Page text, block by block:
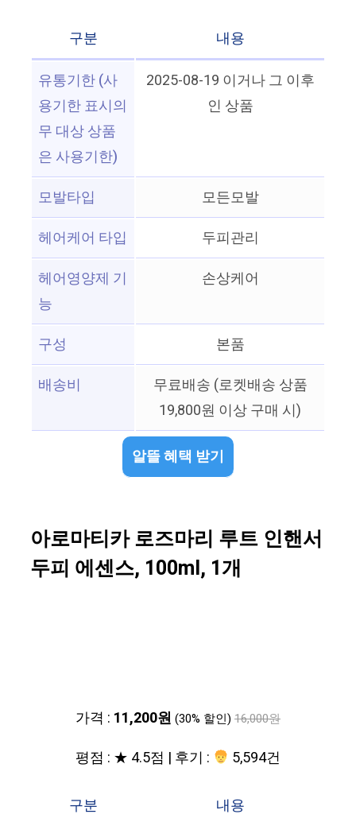
구분
내용
유통기한 (사
용기한 표시의
무 대상 상품
은 사용기한)
2025-08-19 이거나 그 이후
인 상품
모발타입
모든모발
헤어케어 타입
두피관리
헤어영양제 기
능
손상케어
구성
본품
배송비
무료배송 (로켓배송 상품
19,800원 이상 구매 시)
알뜰 혜택 받기
아로마티카 로즈마리 루트 인핸서
두피 에센스, 100ml, 1개
가격 : 11,200원 (30% 할인) 16,000원
평점 : ★ 4.5점 | 후기 : 5,594건
구분
내용